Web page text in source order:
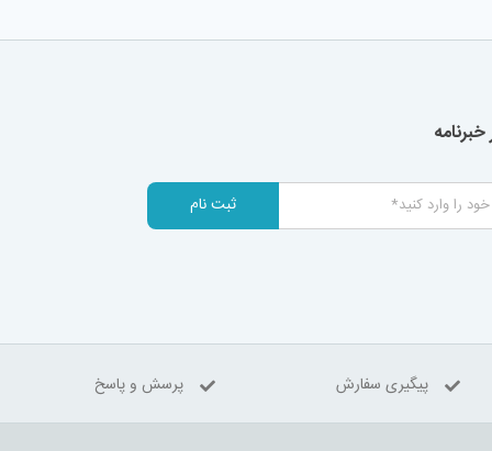
ثبت نام
پیگیری سفارش پرسش و پاسخ